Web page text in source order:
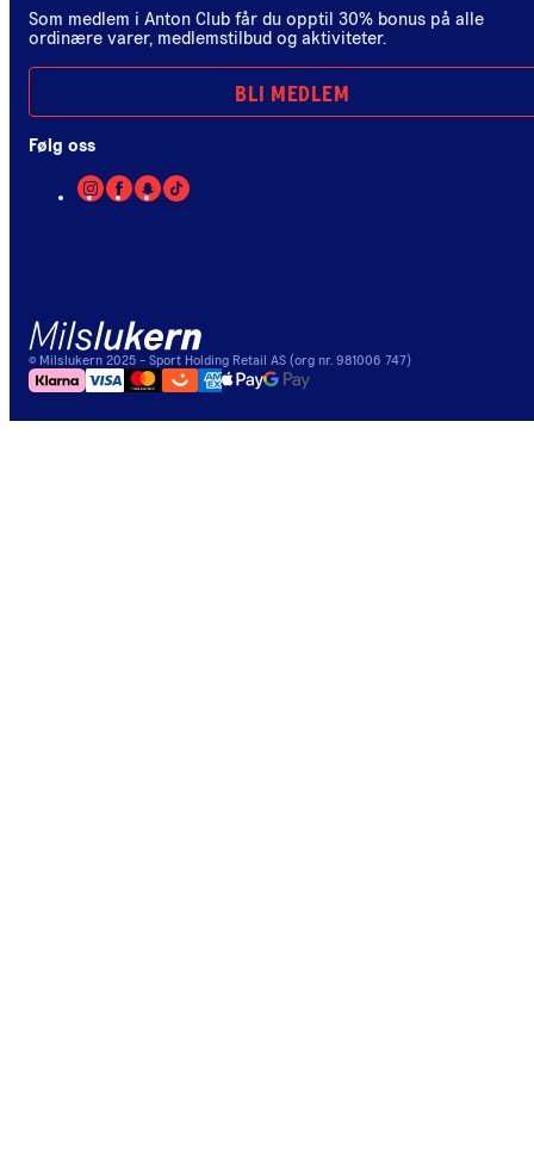
Som medlem i Anton Club får du opptil 30% bonus på alle
ordinære varer, medlemstilbud og aktiviteter.
BLI MEDLEM
Følg oss
© Milslukern 2025 - Sport Holding Retail AS (org nr. 981006 747)